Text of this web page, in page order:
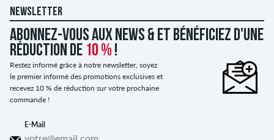
NEWSLETTER
Abonnez-vous aux news & et bénéficiez d'une
réduction de 10 % !
Restez informé grâce à notre newsletter, soyez
le premier informé des promotions exclusives et
recevez 10 % de réduction sur votre prochaine
commande !
E-Mail